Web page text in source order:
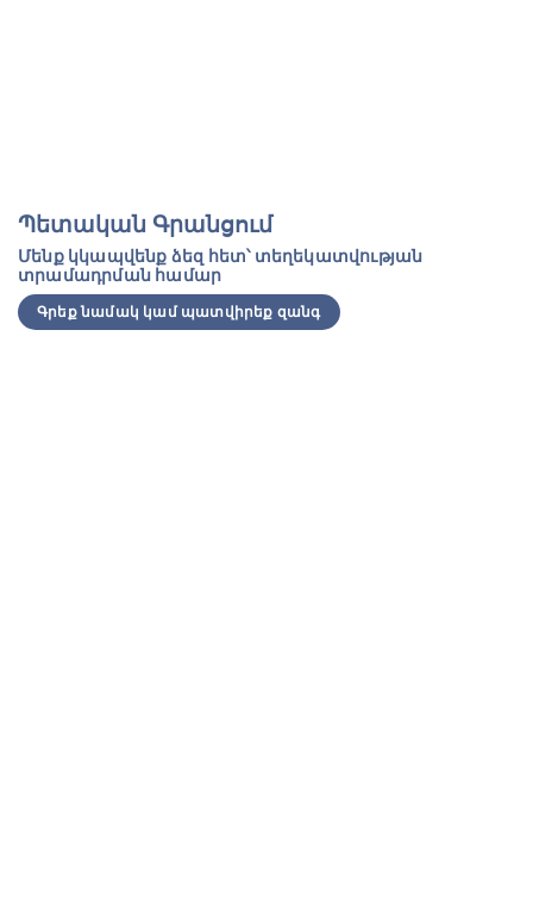
Պետական Գրանցում
Մենք կկապվենք ձեզ հետ՝ տեղեկատվության
տրամադրման համար
Գրեք նամակ կամ պատվիրեք զանգ